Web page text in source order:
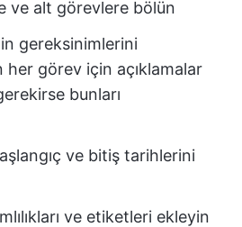
ve alt görevlere bölün
gereksinimlerini
görev için açıklamalar
bunları
ve bitiş tarihlerini
ve etiketleri ekleyin